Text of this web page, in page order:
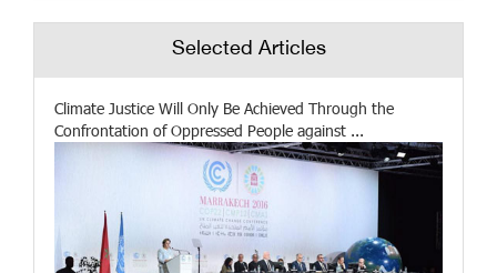
Selected Articles
Climate Justice Will Only Be Achieved Through the
Confrontation of Oppressed People against ...